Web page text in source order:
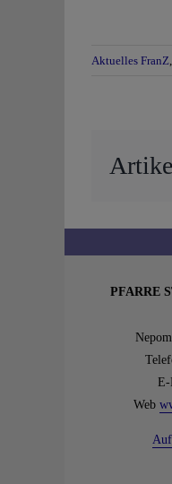
Aktuelles FranZ
PFARRE
Web